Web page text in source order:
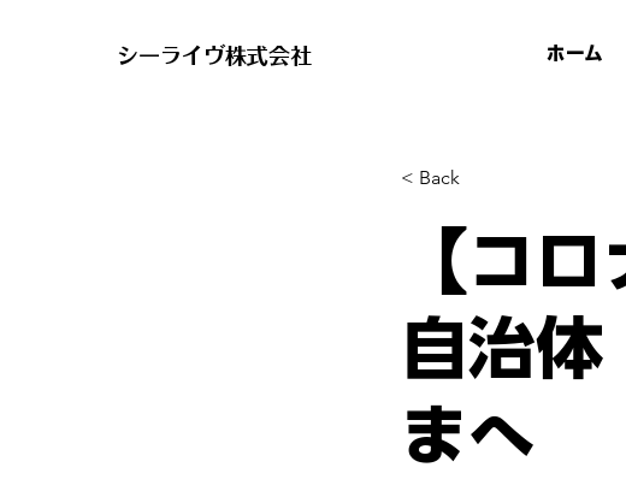
​シーライヴ株式会社 ホーム
< Back
【コ
自治
まへ